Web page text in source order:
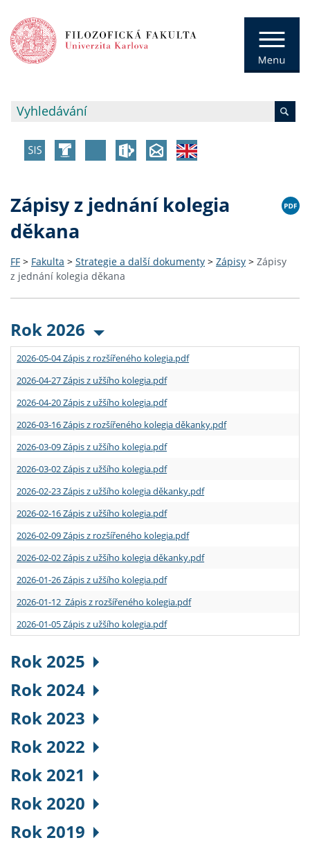
Zápisy z jednání kolegia
děkana
FF > Fakulta > Strategie a další dokumenty > Zápisy > Zápisy
z jednání kolegia děkana
Rok 2026
2026-05-04 Zápis z rozšířeného kolegia.pdf
2026-04-27 Zápis z užšího kolegia.pdf
2026-04-20 Zápis z užšího kolegia.pdf
2026-03-16 Zápis z rozšířeného kolegia děkanky.pdf
2026-03-09 Zápis z užšího kolegia.pdf
2026-03-02 Zápis z užšího kolegia.pdf
2026-02-23 Zápis z užšího kolegia děkanky.pdf
2026-02-16 Zápis z užšího kolegia.pdf
2026-02-09 Zápis z rozšířeného kolegia.pdf
2026-02-02 Zápis z užšího kolegia děkanky.pdf
2026-01-26 Zápis z užšího kolegia.pdf
2026-01-12 Zápis z rozšířeného kolegia.pdf
2026-01-05 Zápis z užšího kolegia.pdf
Rok 2025
Rok 2024
Rok 2023
Rok 2022
Rok 2021
Rok 2020
Rok 2019